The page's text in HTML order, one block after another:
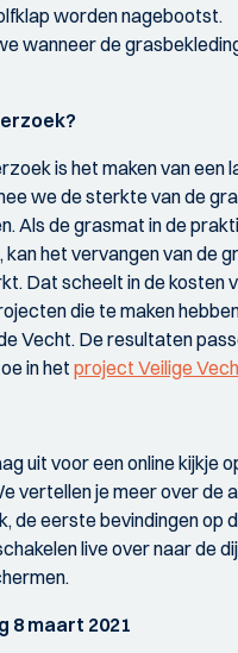
worden nagebootst.
wanneer de
is het maken van een
we de sterkte van de
Als de grasmat in de
kan het vervangen van de
Dat scheelt in de kosten
die te maken
Vecht. De resultaten
in het project Veilige
uit voor een online kijkje
vertellen je meer over de
de eerste bevindingen op
live over naar de
8 maart 2021